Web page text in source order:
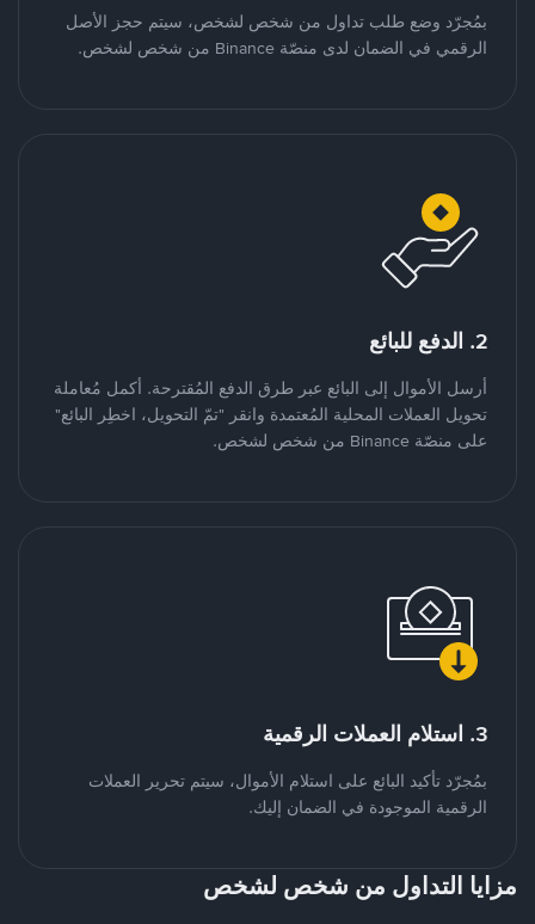
بمُجرّد وضع طلب تداول من شخص لشخص، سيتم حجز الأصل
الرقمي في الضمان لدى منصّة Binance من شخص لشخص.
2. الدفع للبائع
أرسل الأموال إلى البائع عبر طرق الدفع المُقترحة. أكمل مُعاملة
تحويل العملات المحلية المُعتمدة وانقر "تمّ التحويل، اخطِر البائع"
على منصّة Binance من شخص لشخص.
3. استلام العملات الرقمية
بمُجرّد تأكيد البائع على استلام الأموال، سيتم تحرير العملات
الرقمية الموجودة في الضمان إليك.
مزايا التداول من شخص لشخص